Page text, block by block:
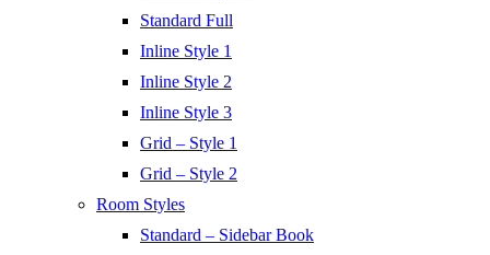
Standard Full
Inline Style 1
Inline Style 2
Inline Style 3
Grid – Style 1
Grid – Style 2
Room Styles
Standard – Sidebar Book